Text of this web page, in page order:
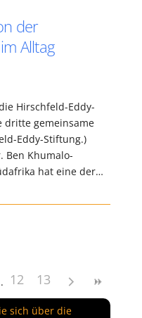
der
Alltag
Hirschfeld-Eddy-
dritte gemeinsame
Eddy-Stiftung.)
Ben Khumalo-
hat eine der…
12 13
sich über die